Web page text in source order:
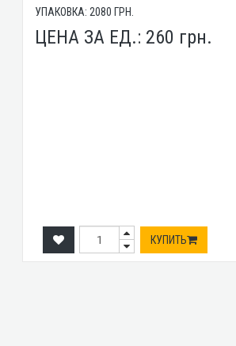
УПАКОВКА: 2080 ГРН.
ЦЕНА ЗА ЕД.: 260 грн.
КУПИТЬ